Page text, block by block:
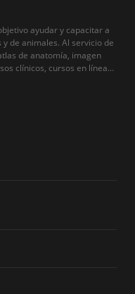
ayudar y capacitar a
de animales. Al servicio de
de anatomía, imagen
clínicos, cursos en línea...